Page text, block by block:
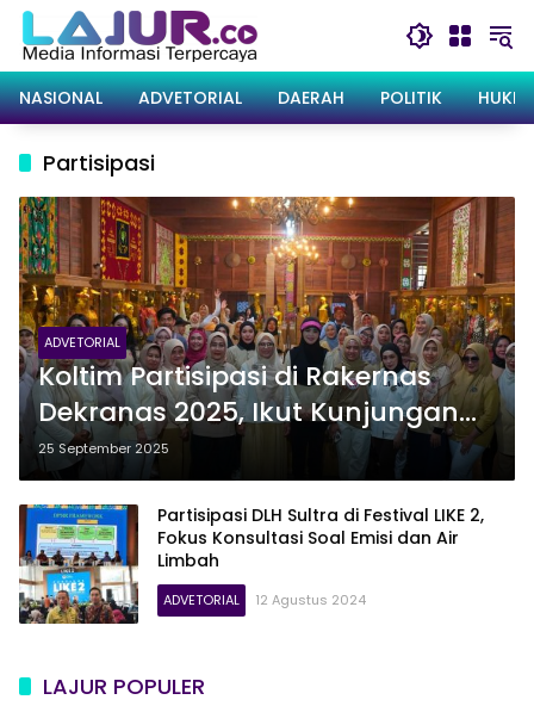
Langsung
konten
NASIONAL
ADVETORIAL DAERAH POLITIK
Partisipasi
ADVETORIAL
Koltim Partisipasi di Rakernas
Dekranas 2025, Ikut Kunjungan
ke Anjungan Sultra di TMII
25 September 2025
Partisipasi DLH Sultra di Festival LIKE 2,
Fokus Konsultasi Soal Emisi dan Air
Limbah
ADVETORIAL 12 Agustus 2024
LAJUR POPULER